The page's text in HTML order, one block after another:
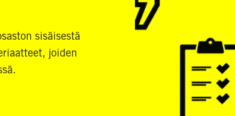
sisäisestä
joiden